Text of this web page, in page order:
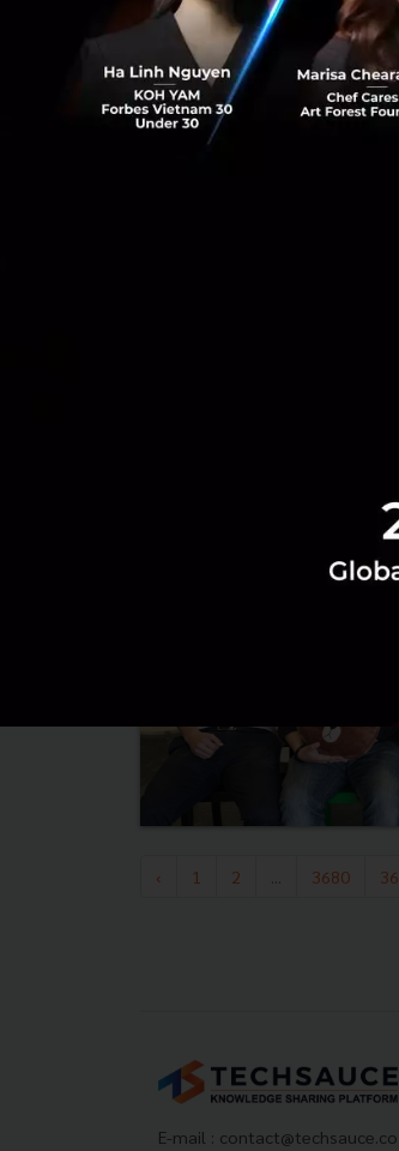
‹ 1 2 3680
E-mail : contact@techsauce.co